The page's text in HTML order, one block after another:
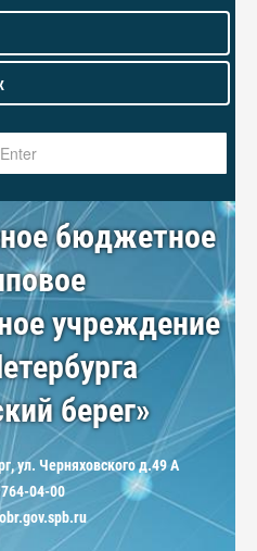
бюджетное
учреждение
берег»
ул. Черняховского д.49 А
04-00